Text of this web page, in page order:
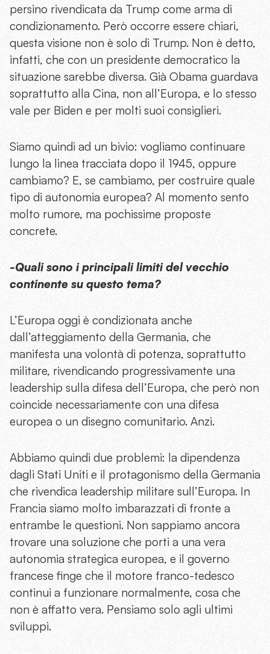
persino rivendicata da Trump come arma di
condizionamento. Però occorre essere chiari,
questa visione non è solo di Trump. Non è detto,
infatti, che con un presidente democratico la
situazione sarebbe diversa. Già Obama guardava
soprattutto alla Cina, non all’Europa, e lo stesso
vale per Biden e per molti suoi consiglieri.
Siamo quindi ad un bivio: vogliamo continuare
lungo la linea tracciata dopo il 1945, oppure
cambiamo? E, se cambiamo, per costruire quale
tipo di autonomia europea? Al momento sento
molto rumore, ma pochissime proposte
concrete.
-Quali sono i principali limiti del vecchio
continente su questo tema?
L’Europa oggi è condizionata anche
dall’atteggiamento della Germania, che
manifesta una volontà di potenza, soprattutto
militare, rivendicando progressivamente una
leadership sulla difesa dell’Europa, che però non
coincide necessariamente con una difesa
europea o un disegno comunitario. Anzi.
Abbiamo quindi due problemi: la dipendenza
dagli Stati Uniti e il protagonismo della Germania
che rivendica leadership militare sull’Europa. In
Francia siamo molto imbarazzati di fronte a
entrambe le questioni. Non sappiamo ancora
trovare una soluzione che porti a una vera
autonomia strategica europea, e il governo
francese finge che il motore franco-tedesco
continui a funzionare normalmente, cosa che
non è affatto vera. Pensiamo solo agli ultimi
sviluppi.